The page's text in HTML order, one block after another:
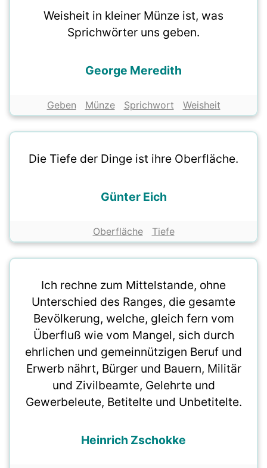
Weisheit in kleiner Münze ist, was
Sprichwörter uns geben.
George Meredith
Geben Münze Sprichwort Weisheit
Die Tiefe der Dinge ist ihre Oberfläche.
Günter Eich
Oberfläche Tiefe
Ich rechne zum Mittelstande, ohne
Unterschied des Ranges, die gesamte
Bevölkerung, welche, gleich fern vom
Überfluß wie vom Mangel, sich durch
ehrlichen und gemeinnützigen Beruf und
Erwerb nährt, Bürger und Bauern, Militär
und Zivilbeamte, Gelehrte und
Gewerbeleute, Betitelte und Unbetitelte.
Heinrich Zschokke